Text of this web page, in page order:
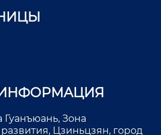
Гуанъюань, Зона
Цзиньцзян, город